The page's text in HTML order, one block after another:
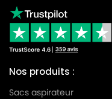
GOLDSTAR
LG-
GOLDSTAR
LG-
LG-
GOLDSTAR
Nos produits :
Sacs aspirateur